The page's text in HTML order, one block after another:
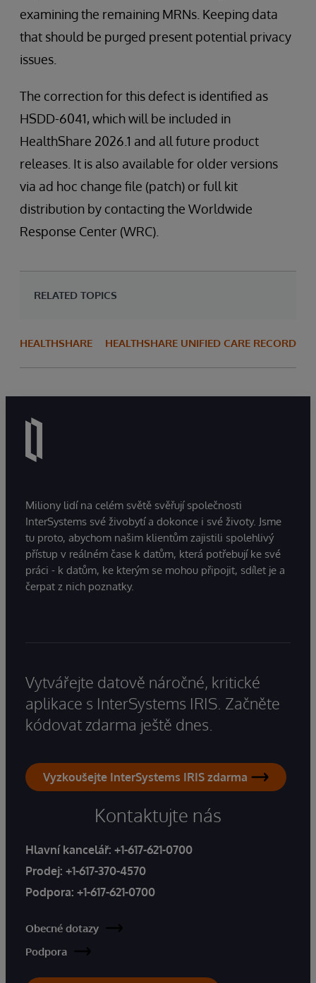
examining the remaining MRNs. Keeping data
that should be purged present potential privacy
issues.
The correction for this defect is identified as
HSDD-6041, which will be included in
HealthShare 2026.1 and all future product
releases. It is also available for older versions
via ad hoc change file (patch) or full kit
distribution by contacting the Worldwide
Response Center (WRC).
RELATED TOPICS
HEALTHSHARE HEALTHSHARE UNIFIED CARE RECORD
Miliony lidí na celém světě svěřují společnosti
InterSystems své živobytí a dokonce i své životy. Jsme
tu proto, abychom našim klientům zajistili spolehlivý
přístup v reálném čase k datům, která potřebují ke své
práci - k datům, ke kterým se mohou připojit, sdílet je a
čerpat z nich poznatky.
Vytvářejte datově náročné, kritické
aplikace s InterSystems IRIS. Začněte
kódovat zdarma ještě dnes.
Vyzkoušejte InterSystems IRIS zdarma
Kontaktujte nás
Hlavní kancelář: +1-617-621-0700
Prodej: +1-617-370-4570
Podpora: +1-617-621-0700
Obecné dotazy
Podpora